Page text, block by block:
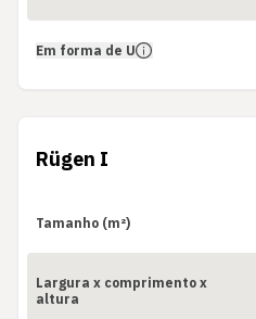
Em forma de U
Rügen I
Tamanho (m²)
Largura x comprimento x
altura